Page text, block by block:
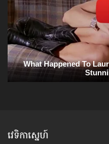
វេទិកាស្នេហ៍